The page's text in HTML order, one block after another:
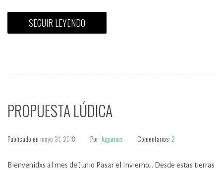
SEGUIR LEYENDO
PROPUESTA LÚDICA
Publicado en mayo 31, 2018 Por: Jugarnos Comentarios: 2
Bienvenidxs al mes de Junio Pasar el Invierno... Desde estas tierras